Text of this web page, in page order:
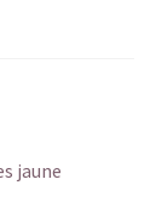
jaune